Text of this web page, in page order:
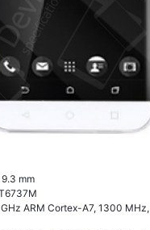
mm
GНz АRМ Соrtех-А7, 1300 MHz,